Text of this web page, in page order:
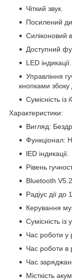
Чіткий звук.
Посилений
Силіконовий
Доступний
LED індикації.
Управління
кнопками збоку
Сумісність із
Характеристики:
Вигляд:
Функціонал:
lED індикації.
Рівень
Bluetooth V5.2.
Радіус дії до
Керування
Сумісність
Час роботи у
Час роботи в
Час
Місткість